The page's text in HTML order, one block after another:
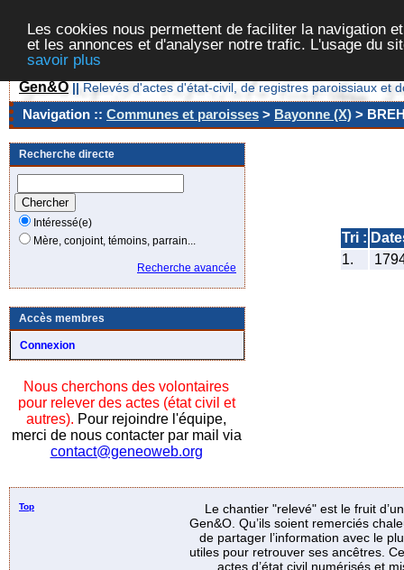
Les cookies nous permettent de faciliter la navigation
et les annonces et d'analyser notre trafic. L'usage du
savoir plus
Gen&O || Relevés d'actes d'état-civil, de registres paroissiaux et
Navigation :: Communes et paroisses > Bayonne (X) >
Recherche directe
Intéressé(e)
Mère, conjoint, témoins, parrain...
Recherche avancée
Accès membres
Connexion
Nous cherchons des volontaires
pour relever des actes (état civil et
autres). Pour rejoindre l'équipe,
merci de nous contacter par mail via
contact@geneoweb.org
Tri :
1.
Top
Le chantier "relevé" est le fruit
Gen&O. Qu’ils soient remerciés
de partager l’information avec le
utiles pour retrouver ses ancêtres.
actes d’état civil numérisés et